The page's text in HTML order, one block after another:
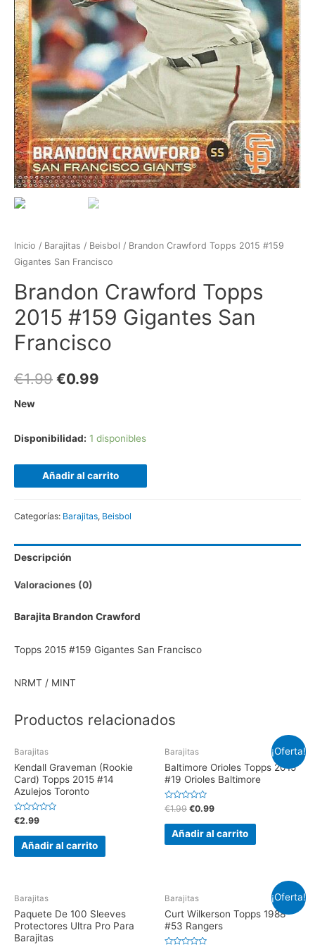
Inicio / Barajitas / Beisbol / Brandon Crawford Topps 2015 #159
Gigantes San Francisco
Brandon Crawford Topps
2015 #159 Gigantes San
Francisco
€1.99 €0.99
New
Disponibilidad: 1 disponibles
Añadir al carrito
Categorías: Barajitas, Beisbol
Descripción
Valoraciones (0)
Barajita Brandon Crawford
Topps 2015 #159 Gigantes San Francisco
NRMT / MINT
Productos relacionados
Barajitas
Kendall Graveman (Rookie
Card) Topps 2015 #14
Azulejos Toronto
V
a
l
a
0
d
e
5
€2.99
Añadir al carrito
¡Oferta!
Barajitas
Baltimore Orioles Topps 2015
#19 Orioles Baltimore
V
a
l
a
e
€1.99 €0.99
Añadir al carrito
Barajitas
Paquete De 100 Sleeves
Protectores Ultra Pro Para
Barajitas
¡Oferta!
Barajitas
Curt Wilkerson Topps 1988
#53 Rangers